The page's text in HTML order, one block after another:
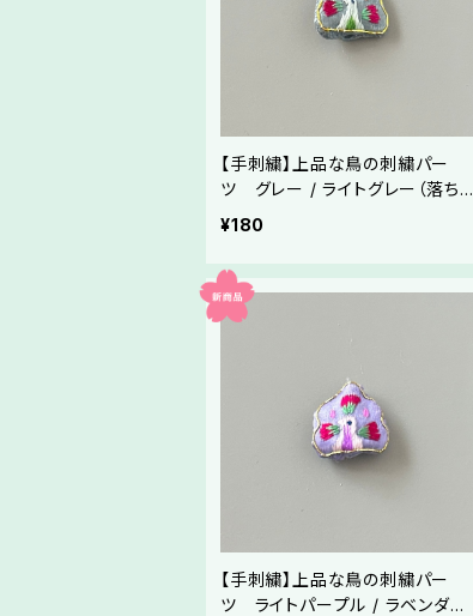
【手刺繍】上品な鳥の刺繍パー
ツ グレー / ライトグレー（落ち着
いた灰色・ネズミ色地）（全9色）／
¥180
【手刺繍】上品な鳥の刺繍パー
ツ ライトパープル / ラベンダー